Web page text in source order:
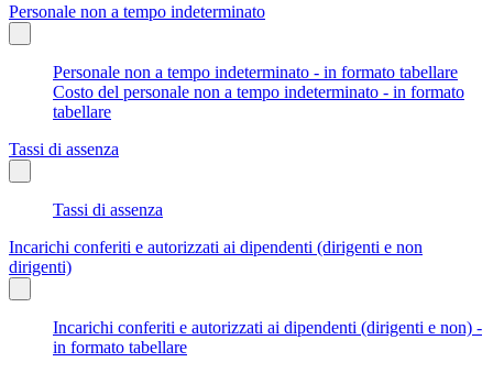
Personale non a tempo indeterminato
Personale non a tempo indeterminato - in formato tabellare
Costo del personale non a tempo indeterminato - in formato
tabellare
Tassi di assenza
Tassi di assenza
Incarichi conferiti e autorizzati ai dipendenti (dirigenti e non
dirigenti)
Incarichi conferiti e autorizzati ai dipendenti (dirigenti e non) -
in formato tabellare